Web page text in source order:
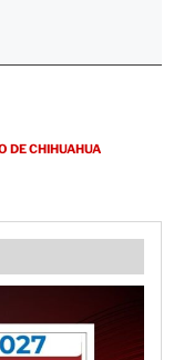
DE CHIHUAHUA